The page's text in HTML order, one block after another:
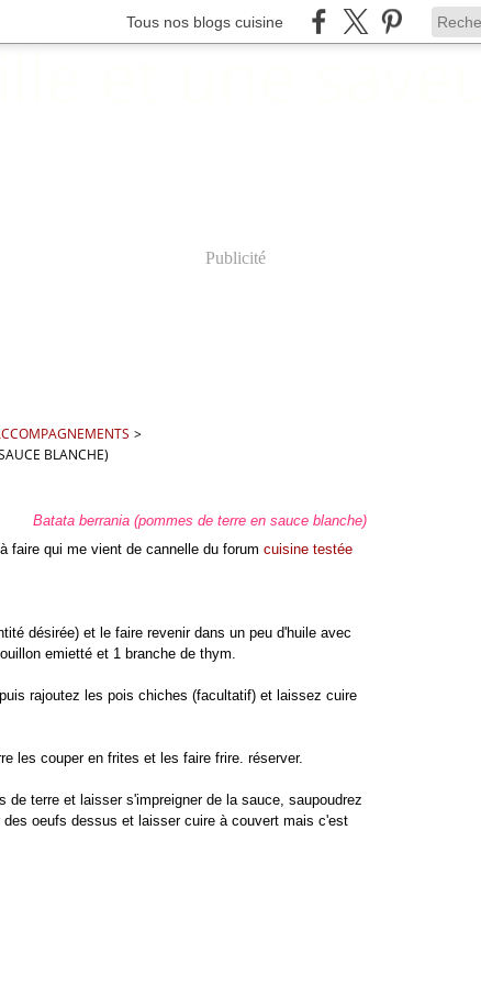
Tous nos blogs cuisine
Publicité
>
BLANCHE)
Batata berrania (pommes de terre en sauce blanche)
faire qui me vient de cannelle du forum cuisine testée
désirée) et le faire revenir dans un peu d'huile avec
emietté et 1 branche de thym.
rajoutez les pois chiches (facultatif) et laissez cuire
les couper en frites et les faire frire. réserver.
de terre et laisser s'impreigner de la sauce, saupoudrez
oeufs dessus et laisser cuire à couvert mais c'est